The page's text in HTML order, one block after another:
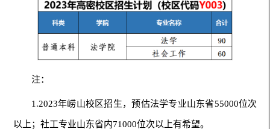
注：
1.2023年崂山校区招生，预估法学专业山东省55000位次
以上；社工专业山东省内71000位次以上有希望。